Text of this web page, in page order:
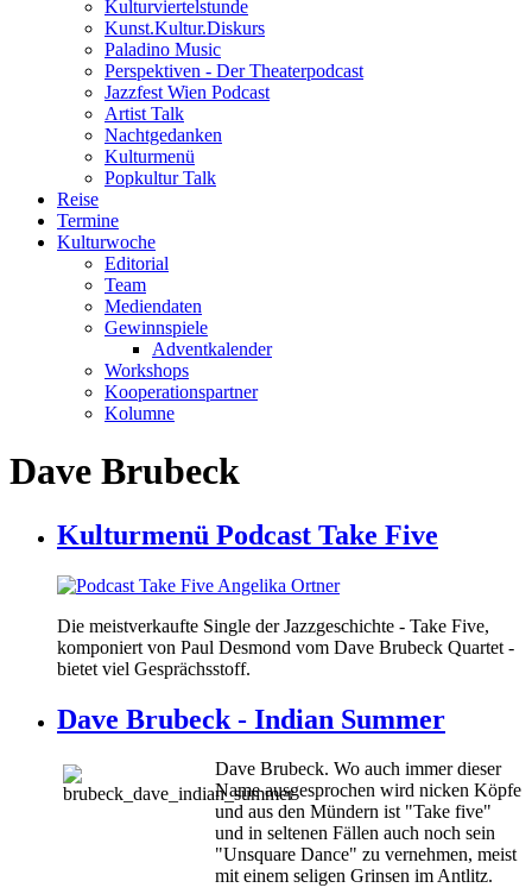
Kulturviertelstunde
Kunst.Kultur.Diskurs
Paladino Music
Perspektiven - Der Theaterpodcast
Jazzfest Wien Podcast
Artist Talk
Nachtgedanken
Kulturmenü
Popkultur Talk
Reise
Termine
Kulturwoche
Editorial
Team
Mediendaten
Gewinnspiele
Adventkalender
Workshops
Kooperationspartner
Kolumne
Dave Brubeck
Kulturmenü Podcast Take Five
Die meistverkaufte Single der Jazzgeschichte - Take Five,
komponiert von Paul Desmond vom Dave Brubeck Quartet -
bietet viel Gesprächsstoff.
Dave Brubeck - Indian Summer
Dave Brubeck. Wo auch immer dieser
Name ausgesprochen wird nicken Köpfe
und aus den Mündern ist "Take five"
und in seltenen Fällen auch noch sein
"Unsquare Dance" zu vernehmen, meist
mit einem seligen Grinsen im Antlitz.